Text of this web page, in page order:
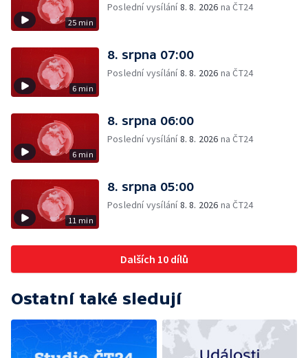
25 min
Poslední vysílání8. 8. 2026 na ČT24
6 min
8. srpna 07:00
Poslední vysílání8. 8. 2026 na ČT24
6 min
8. srpna 06:00
Poslední vysílání8. 8. 2026 na ČT24
11 min
8. srpna 05:00
Poslední vysílání8. 8. 2026 na ČT24
Dalších 10 dílů
Ostatní také sledují